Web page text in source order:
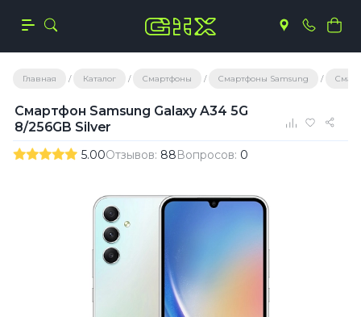
Главная Каталог Смартфоны Смартфоны Samsung
Смартфон Samsung Galaxy A34 5G
8/256GB Silver
5.00Отзывов: 88Вопросов: 0